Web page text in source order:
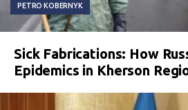
PETRO KOBERNYK
Sick Fabrications: How
Epidemics in Kherson